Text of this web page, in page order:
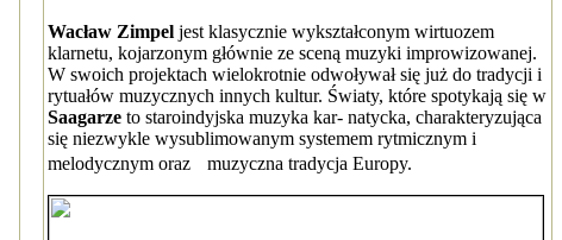
Wacław Zimpel jest klasycznie wykształconym wirtuozem
klarnetu, kojarzonym głównie ze sceną muzyki improwizowanej.
W swoich projektach wielokrotnie odwoływał się już do tradycji i
rytuałów muzycznych innych kultur. Światy, które spotykają się w
Saagarze to staroindyjska muzyka kar- natycka, charakteryzująca
się niezwykle wysublimowanym systemem rytmicznym i
melodycznym oraz muzyczna tradycja Europy.